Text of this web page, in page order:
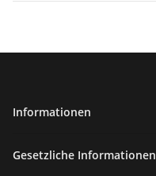
Informationen
Gesetzliche Informationen